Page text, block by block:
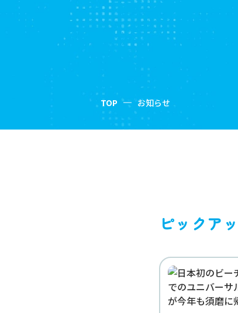
TOP お知らせ
ピックア